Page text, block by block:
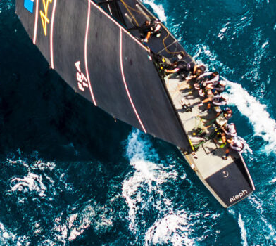
13
Fév
Class40
Classe Ultim 32/23,Course au Large, IMOCA
4 classes, 4 parcours, 4 duos vainqueurs
Transat Café l'Or